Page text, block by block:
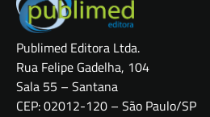
Publimed Editora Ltda.
Rua Felipe Gadelha, 104
Sala 55 – Santana
CEP: 02012-120 – São Paulo/SP